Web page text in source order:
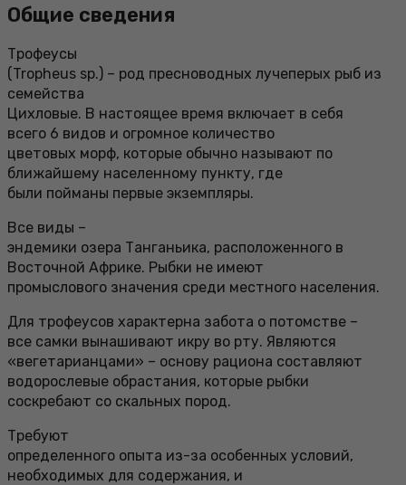
Общие сведения
Трофеусы
(Tropheus sp.) – род пресноводных лучеперых рыб из
семейства
Цихловые. В настоящее время включает в себя
всего 6 видов и огромное количество
цветовых морф, которые обычно называют по
ближайшему населенному пункту, где
были пойманы первые экземпляры.
Все виды –
эндемики озера Танганьика, расположенного в
Восточной Африке. Рыбки не имеют
промыслового значения среди местного населения.
Для трофеусов характерна забота о потомстве –
все самки вынашивают икру во рту. Являются
«вегетарианцами» – основу рациона составляют
водорослевые обрастания, которые рыбки
соскребают со скальных пород.
Требуют
определенного опыта из-за особенных условий,
необходимых для содержания, и